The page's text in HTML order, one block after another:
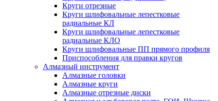
Круги отрезные
Круги шлифовальные лепестковые
радиальные КЛ
Круги шлифовальные лепестковые
радиальные КЛО
Круги шлифовальные ПП прямого профиля
Приспособления для правки кругов
Алмазный инструмент
Алмазные головки
Алмазные круги
Алмазные отрезные диски